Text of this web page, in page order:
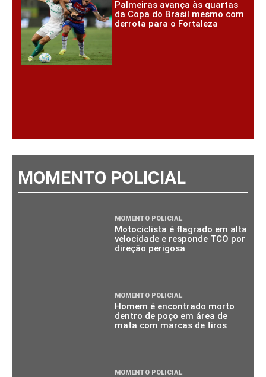
Palmeiras avança às quartas
da Copa do Brasil mesmo com
derrota para o Fortaleza
MOMENTO POLICIAL
MOMENTO POLICIAL
Motociclista é flagrado em alta
velocidade e responde TCO por
direção perigosa
MOMENTO POLICIAL
Homem é encontrado morto
dentro de poço em área de
mata com marcas de tiros
MOMENTO POLICIAL